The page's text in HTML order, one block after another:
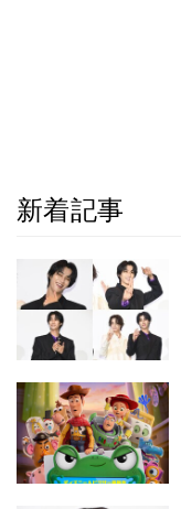
新着記事